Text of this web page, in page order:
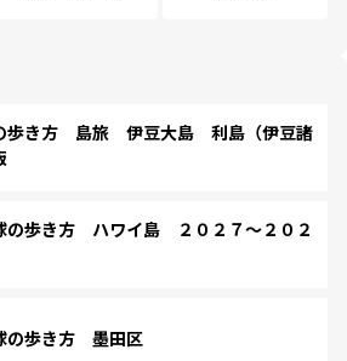
歩き方 島旅 伊豆大島 利島（伊豆諸
歩き方 ハワイ島 ２０２７～２０２
の歩き方 墨田区